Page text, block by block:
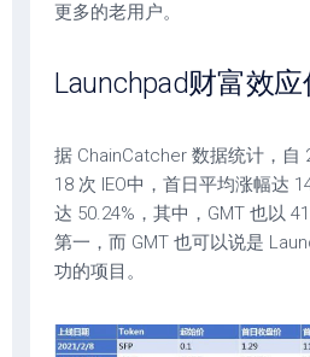
更多的老用户。
Launchpad财富效
据 ChainCatcher 数据统计，自
18 次 IEO中，首日平均涨幅达
达 50.24%，其中，GMT 也以
第一，而 GMT 也可以说是
功的项目。